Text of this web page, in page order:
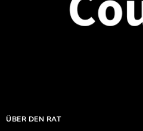
ÜBER DEN RAT